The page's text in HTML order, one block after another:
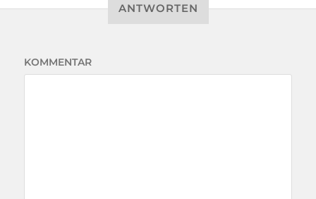
ANTWORTEN
KOMMENTAR